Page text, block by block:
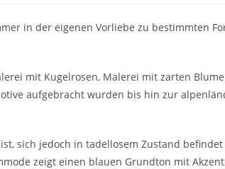
in der eigenen Vorliebe zu bestimmten
mit Kugelrosen, Malerei mit zarten
aufgebracht wurden bis hin zur
sich jedoch in tadellosem Zustand
zeigt einen blauen Grundton mit